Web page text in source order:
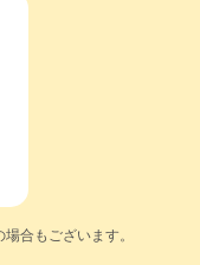
合もございます。